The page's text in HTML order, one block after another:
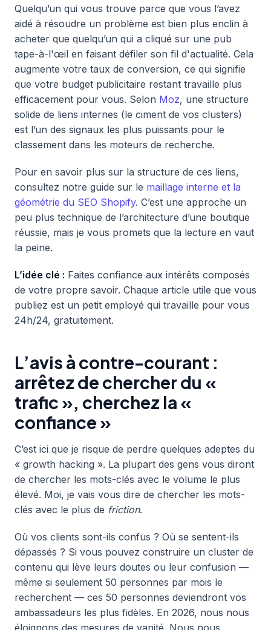
Quelqu’un qui vous trouve parce que vous l’avez
aidé à résoudre un problème est bien plus enclin à
acheter que quelqu’un qui a cliqué sur une pub
tape-à-l'œil en faisant défiler son fil d'actualité. Cela
augmente votre taux de conversion, ce qui signifie
que votre budget publicitaire restant travaille plus
efficacement pour vous. Selon Moz, une structure
solide de liens internes (le ciment de vos clusters)
est l’un des signaux les plus puissants pour le
classement dans les moteurs de recherche.
Pour en savoir plus sur la structure de ces liens,
consultez notre guide sur le maillage interne et la
géométrie du SEO Shopify. C’est une approche un
peu plus technique de l’architecture d’une boutique
réussie, mais je vous promets que la lecture en vaut
la peine.
L’idée clé : Faites confiance aux intérêts composés
de votre propre savoir. Chaque article utile que vous
publiez est un petit employé qui travaille pour vous
24h/24, gratuitement.
L’avis à contre-courant :
arrêtez de chercher du «
trafic », cherchez la «
confiance »
C’est ici que je risque de perdre quelques adeptes du
« growth hacking ». La plupart des gens vous diront
de chercher les mots-clés avec le volume le plus
élevé. Moi, je vais vous dire de chercher les mots-
clés avec le plus de friction.
Où vos clients sont-ils confus ? Où se sentent-ils
dépassés ? Si vous pouvez construire un cluster de
contenu qui lève leurs doutes ou leur confusion —
même si seulement 50 personnes par mois le
recherchent — ces 50 personnes deviendront vos
ambassadeurs les plus fidèles. En 2026, nous nous
éloignons des mesures de vanité. Nous nous